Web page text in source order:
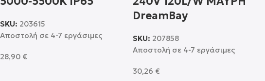
SKU: 203615
Αποστολή σε 4-7 εργάσιμες
28,90 €
DreamBay
SKU: 207858
Αποστολή σε 4-7 εργάσιμες
30,26 €